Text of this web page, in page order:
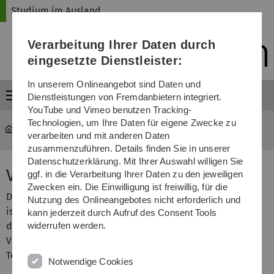
Direkt
Direkt
Direkt
(Sprache,
Drucken,
Media)
Direkt
Direkt
Studium im Ausland
Menü
mawi-ausland Kurse im Masterstudium (CSE)
Veranstaltungen im Master
Der Studiengang Computational Science and Engineering
ist einKooperationsstudiengangderUniversität Ulm
der
Technischen Hochschule Ulm
Vorlesungen sowohl an der Universität als auch an der
Technischen Hochschule statt.
Verarbeitung Ihrer Daten durch
eingesetzte Dienstleister:
In unserem Onlineangebot sind Daten und
Dienstleistungen von Fremdanbietern integriert.
YouTube und Vimeo benutzen Tracking-
Technologien, um Ihre Daten für eigene Zwecke zu
verarbeiten und mit anderen Daten
zusammenzuführen. Details finden Sie in unserer
Datenschutzerklärung. Mit Ihrer Auswahl willigen Sie
ggf. in die Verarbeitung Ihrer Daten zu den jeweiligen
Zwecken ein. Die Einwilligung ist freiwillig, für die
Nutzung des Onlineangebotes nicht erforderlich und
kann jederzeit durch Aufruf des Consent Tools
widerrufen werden.
Notwendige Cookies